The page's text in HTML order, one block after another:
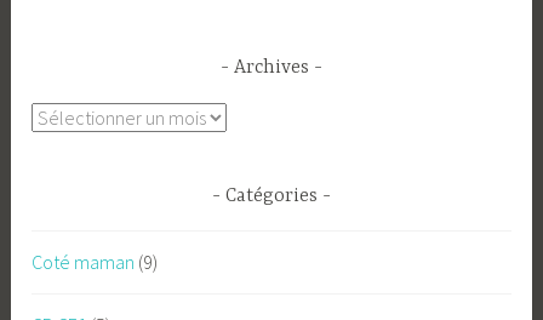
Archives
Archives
Catégories
Coté maman (9)